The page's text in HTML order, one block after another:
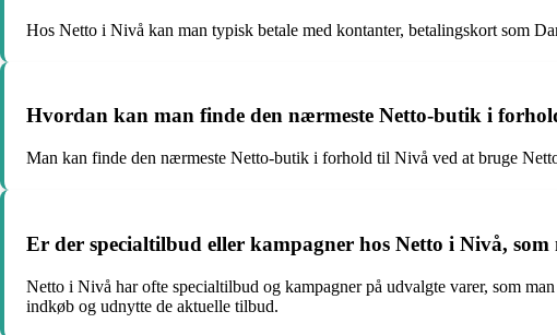
Hos Netto i Nivå kan man typisk betale med kontanter, betalingskort som
Hvordan kan man finde den nærmeste Netto-butik i
Man kan finde den nærmeste Netto-butik i forhold til Nivå ved at bruge
Er der specialtilbud eller kampagner hos Netto i Nivå,
Netto i Nivå har ofte specialtilbud og kampagner på udvalgte varer, som
indkøb og udnytte de aktuelle tilbud.